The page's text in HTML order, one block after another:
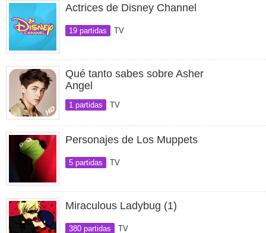
Actrices de Disney Channel
19 partidas TV
Qué tanto sabes sobre Asher
Angel
1 partidas TV
Personajes de Los Muppets
5 partidas TV
Miraculous Ladybug (1)
380 partidas TV